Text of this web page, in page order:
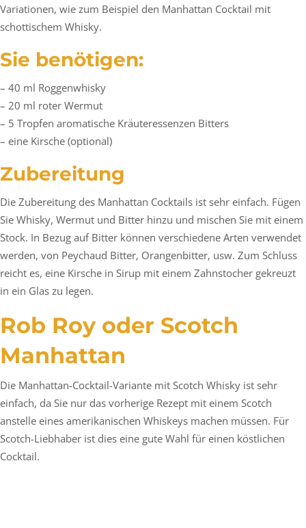
Variationen, wie zum Beispiel den Manhattan Cocktail mit
schottischem Whisky.
Sie benötigen:
– 40 ml Roggenwhisky
– 20 ml roter Wermut
– 5 Tropfen aromatische Kräuteressenzen Bitters
– eine Kirsche (optional)
Zubereitung
Die Zubereitung des Manhattan Cocktails ist sehr einfach. Fügen
Sie Whisky, Wermut und Bitter hinzu und mischen Sie mit einem
Stock. In Bezug auf Bitter können verschiedene Arten verwendet
werden, von Peychaud Bitter, Orangenbitter, usw. Zum Schluss
reicht es, eine Kirsche in Sirup mit einem Zahnstocher gekreuzt
in ein Glas zu legen.
Rob Roy oder Scotch
Manhattan
Die Manhattan-Cocktail-Variante mit Scotch Whisky ist sehr
einfach, da Sie nur das vorherige Rezept mit einem Scotch
anstelle eines amerikanischen Whiskeys machen müssen. Für
Scotch-Liebhaber ist dies eine gute Wahl für einen köstlichen
Cocktail.